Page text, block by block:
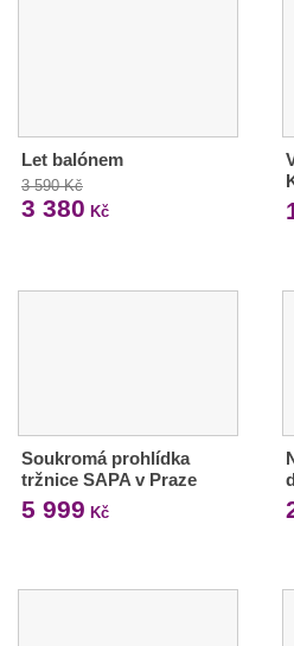
Let balónem
3 590 Kč
3 380 Kč
Soukromá prohlídka
tržnice SAPA v Praze
5 999 Kč